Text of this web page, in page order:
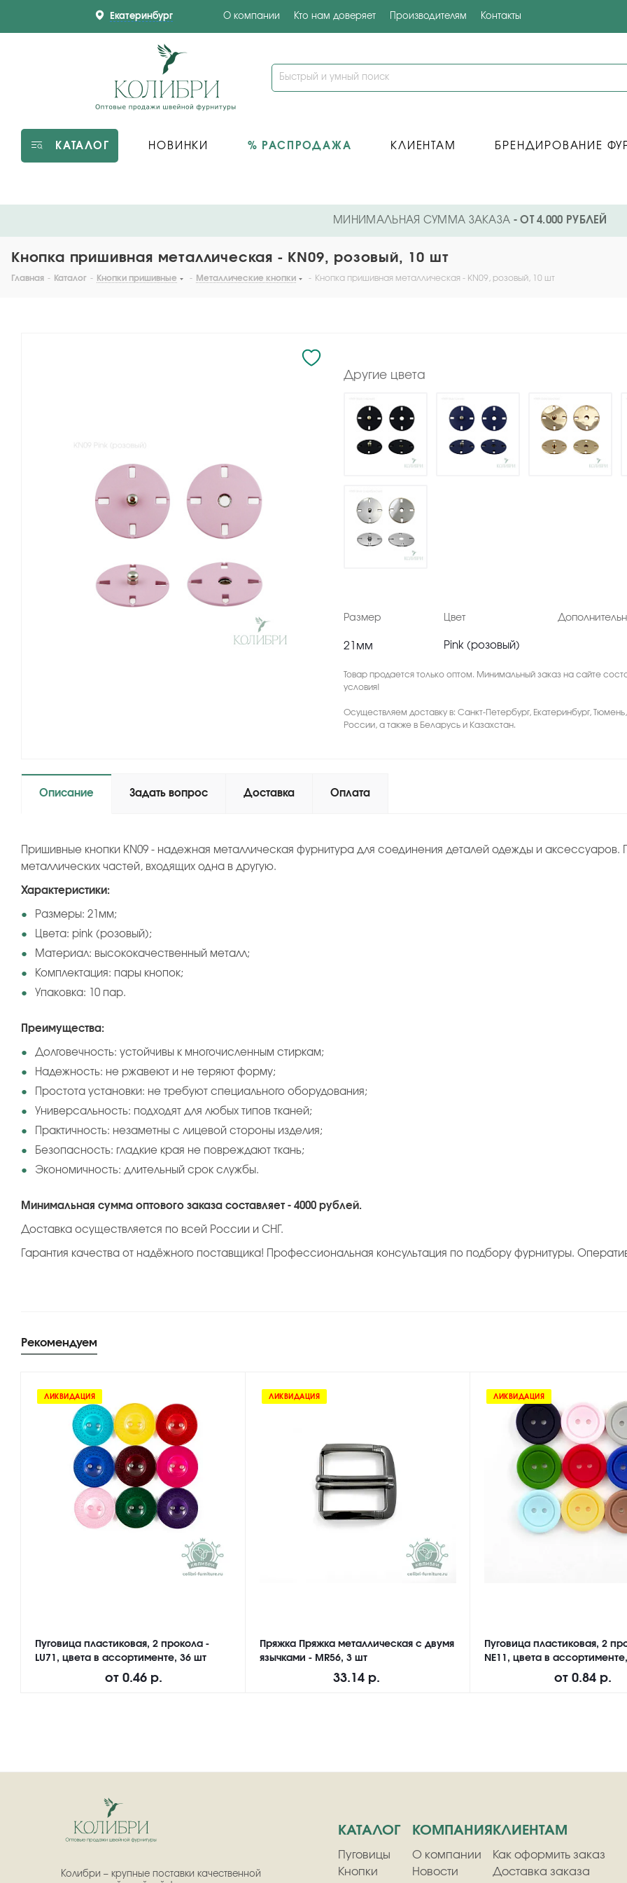
Екатеринбург О компании Кто нам доверяет Производителям Контакты
КАТАЛОГ НОВИНКИ % РАСПРОДАЖА КЛИЕНТАМ БРЕНДИРОВАНИЕ
МИНИМАЛЬНАЯ СУММА ЗАКАЗА - ОТ 4.000 РУБЛЕЙ
Кнопка пришивная металлическая - KN09, розовый, 10 шт
Главная - Каталог - Кнопки пришивные - Металлические кнопки - Кнопка пришивная металлическая - KN09, розовый, 10 шт
Другие цвета
Размер Цвет
21мм Pink (розовый)
Товар продается только оптом. Минимальный заказ на сайте
условия!
Осуществляем доставку в: Санкт-Петербург, Екатеринбург,
России, а также в Беларусь и Казахстан.
Описание Задать вопрос Доставка Оплата
Пришивные кнопки KN09 - надежная металлическая фурнитура для соединения деталей одежды и аксессуаров.
металлических частей, входящих одна в другую.
Характеристики:
Размеры: 21мм;
Цвета: pink (розовый);
Материал: высококачественный металл;
Комплектация: пары кнопок;
Упаковка: 10 пар.
Преимущества:
Долговечность: устойчивы к многочисленным стиркам;
Надежность: не ржавеют и не теряют форму;
Простота установки: не требуют специального оборудования;
Универсальность: подходят для любых типов тканей;
Практичность: незаметны с лицевой стороны изделия;
Безопасность: гладкие края не повреждают ткань;
Экономичность: длительный срок службы.
Минимальная сумма оптового заказа составляет - 4000 рублей.
Доставка осуществляется по всей России и СНГ.
Гарантия качества от надёжного поставщика! Профессиональная консультация по подбору фурнитуры.
Рекомендуем
ЛИКВИДАЦИЯ
Пуговица пластиковая, 2 прокола -
LU71, цвета в ассортименте, 36 шт
от 0.46 р.
ЛИКВИДАЦИЯ
Пряжка Пряжка металлическая с двумя
язычками - MR56, 3 шт
33.14 р.
ЛИКВИДАЦИЯ
Пуговица пластиковая, 2
NE11, цвета в
от 0.84 р.
Колибри – крупные поставки качественной
КАТАЛОГ
Пуговицы
Кнопки
КОМПАНИЯ
О компании
Новости
КЛИЕНТАМ
Как оформить заказ
Доставка заказа